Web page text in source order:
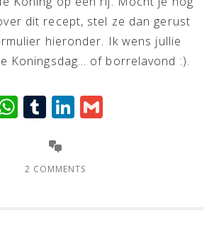
dit recept, stel ze dan gerust
hieronder. Ik wens jullie
Koningsdag… of borrelavond :).
WhatsApp
TumblrLinkedIn
2 COMMENTS